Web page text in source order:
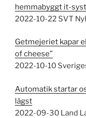
hemmabyggt it-
2022-10-22 SVT
Getmejeriet kapar
of cheese”
2022-10-10
Automatik startar
lägst
2022-09-30 Land